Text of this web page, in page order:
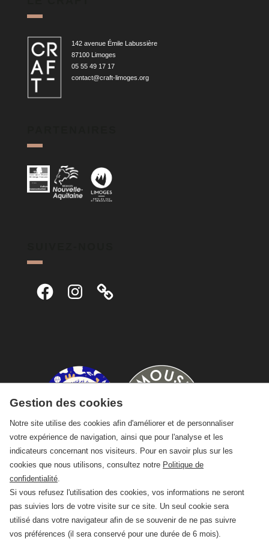
142 avenue Émile Labussière
87100 Limoges
05 55 49 17 17
contact@craft-limoges.org
FacebookInstagram
Gestion des cookies
Notre site utilise des cookies afin d'améliorer et de personnaliser
votre expérience de navigation, ainsi que pour l'analyse et les
indicateurs concernant nos visiteurs. Pour en savoir plus sur les
cookies que nous utilisons, consultez notre Politique de
confidentialité
Si vous refusez l'utilisation des cookies, vos informations ne seront
pas suivies lors de votre visite sur ce site. Un seul cookie sera
utilisé dans votre navigateur afin de se souvenir de ne pas suivre
vos préférences (il sera conservé pour une durée de 6 mois).